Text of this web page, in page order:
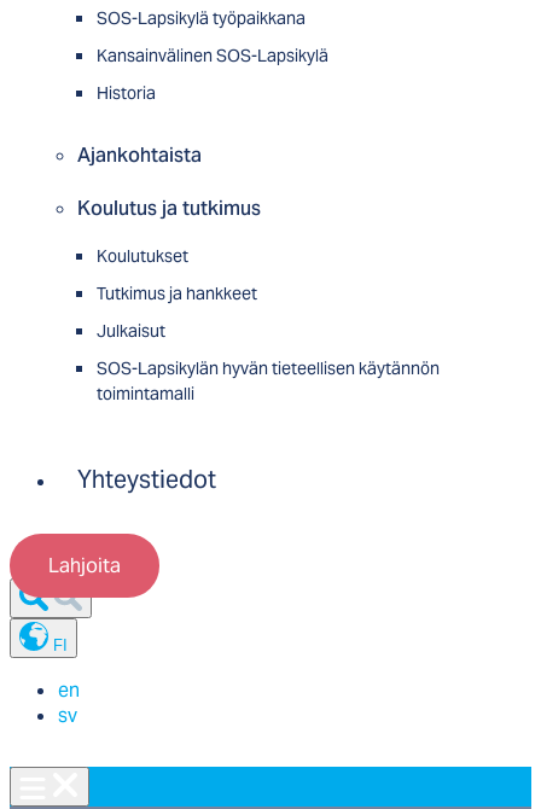
SOS-Lapsikylä työpaikkana
Kansainvälinen SOS-Lapsikylä
Historia
Ajankohtaista
Koulutus ja tutkimus
Koulutukset
Tutkimus ja hankkeet
Julkaisut
SOS-Lapsikylän hyvän tieteellisen käytännön
toimintamalli
Yhteystiedot
Lahjoita
FI
en
sv